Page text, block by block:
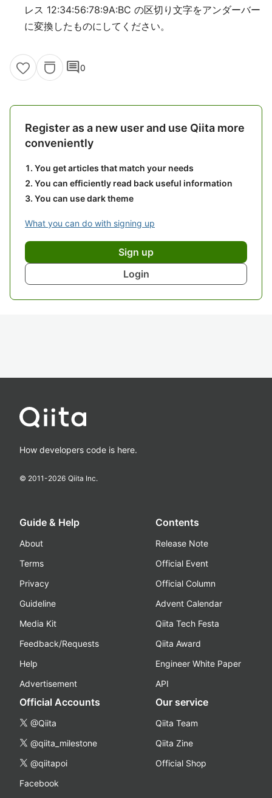
レス 12:34:56:78:9A:BC の区切り文字をアンダーバー
に変換したものにしてください。
comment0
Register as a new user and use Qiita more
conveniently
You get articles that match your needs
You can efficiently read back useful information
You can use dark theme
What you can do with signing up
Sign up
Login
How developers code is here.
© 2011-2026 Qiita Inc.
Guide & Help
About
Terms
Privacy
Guideline
Media Kit
Feedback/Requests
Help
Advertisement
Contents
Release Note
Official Event
Official Column
Advent Calendar
Qiita Tech Festa
Qiita Award
Engineer White Paper
API
Official Accounts
@Qiita
@qiita_milestone
@qiitapoi
Facebook
Our service
Qiita Team
Qiita Zine
Official Shop